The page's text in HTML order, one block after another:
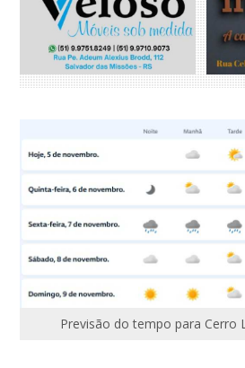
Previsão do tempo para Cerro